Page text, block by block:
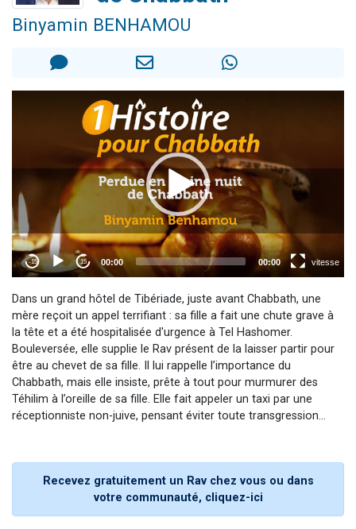
Binyamin BENHAMOU
Dans un grand hôtel de Tibériade, juste avant Chabbath, une
mère reçoit un appel terrifiant : sa fille a fait une chute grave à
la tête et a été hospitalisée d'urgence à Tel Hashomer.
Bouleversée, elle supplie le Rav présent de la laisser partir pour
être au chevet de sa fille. Il lui rappelle l’importance du
Chabbath, mais elle insiste, prête à tout pour murmurer des
Téhilim à l’oreille de sa fille. Elle fait appeler un taxi par une
réceptionniste non-juive, pensant éviter toute transgression...
Recevez gratuitement un Rav chez vous ou dans
votre communauté, cliquez-ici